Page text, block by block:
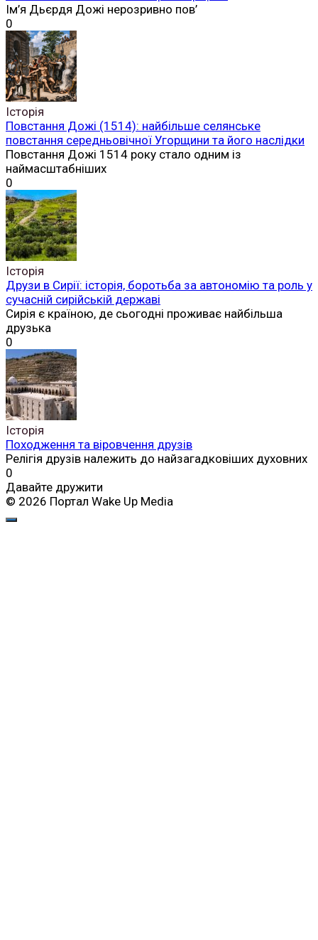
Ім’я Дьєрдя Дожі нерозривно пов’
0
Історія
Повстання Дожі (1514): найбільше селянське
повстання середньовічної Угорщини та його наслідки
Повстання Дожі 1514 року стало одним із
наймасштабніших
0
Історія
Друзи в Сирії: історія, боротьба за автономію та роль у
сучасній сирійській державі
Сирія є країною, де сьогодні проживає найбільша
друзька
0
Історія
Походження та віровчення друзів
Релігія друзів належить до найзагадковіших духовних
0
Давайте дружити
© 2026 Портал Wake Up Media